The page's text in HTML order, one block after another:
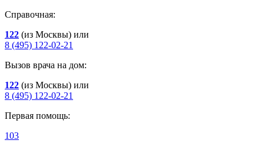
Справочная:
122 (из Москвы) или
8 (495) 122-02-21
Вызов врача на дом:
122 (из Москвы) или
8 (495) 122-02-21
Первая помощь:
103